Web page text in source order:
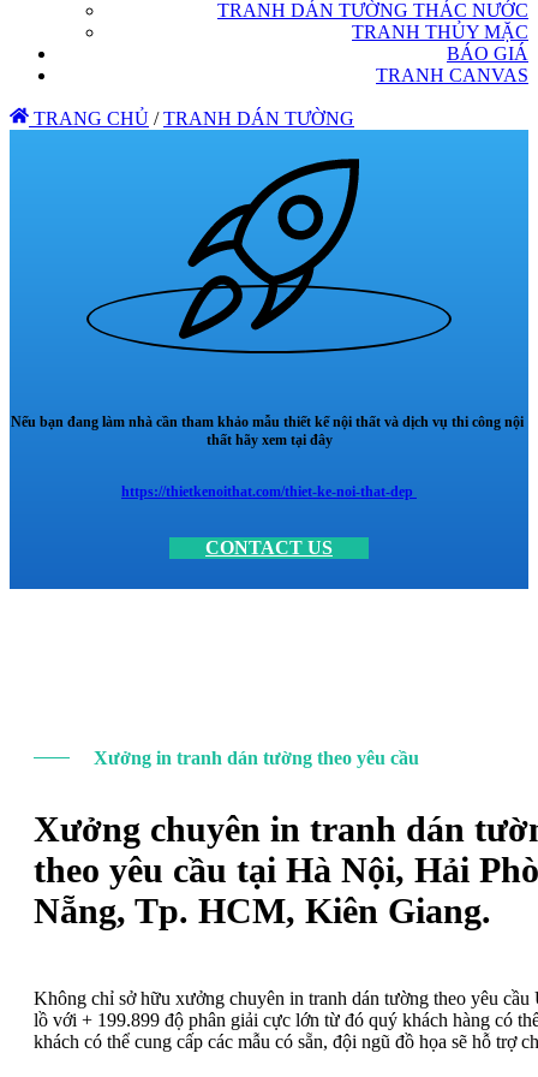
TRANH DÁN TƯỜNG THÁC NƯỚC
TRANH THỦY MẶC
BÁO GIÁ
TRANH CANVAS
TRANG CHỦ / TRANH DÁN TƯỜNG
Nếu bạn đang làm nhà cần tham khảo mẫu thiết kế nội thất và dịch vụ thi công nội
thất hãy xem tại đây
https://thietkenoithat.com/thiet-ke-noi-that-dep
CONTACT US
Xưởng in tranh dán tường theo yêu cầu
Xưởng chuyên in tranh dán
theo yêu cầu tại Hà Nội, Hải
Nẵng, Tp. HCM, Kiên Giang.
Không chỉ sở hữu xưởng chuyên in tranh dán tường theo yêu
lồ với + 199.899 độ phân giải cực lớn từ đó quý khách hàng có
khách có thể cung cấp các mẫu có sẵn, đội ngũ đồ họa sẽ hỗ trợ